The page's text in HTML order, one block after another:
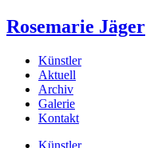
Rosemarie Jäger
Künstler
Aktuell
Archiv
Galerie
Kontakt
Künstler